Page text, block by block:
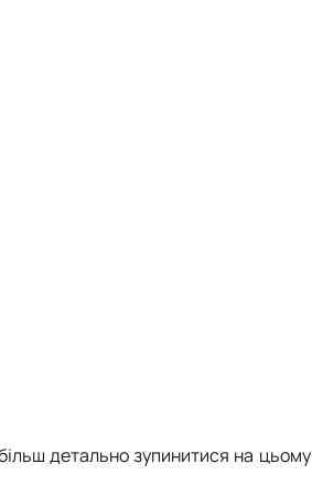
детально зупинитися на цьому